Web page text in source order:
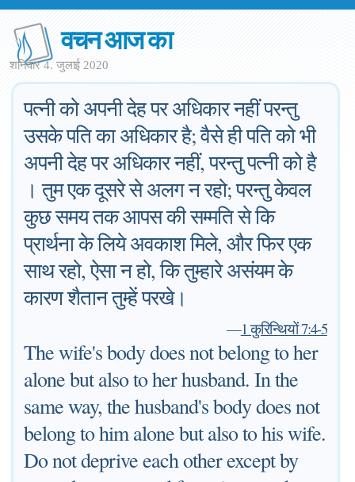
वचन आज का
शनिवार 4. जुलाई 2020
पत्नी को अपनी देह पर अधिकार नहीं परन्तु
उसके पति का अधिकार है; वैसे ही पति को भी
अपनी देह पर अधिकार नहीं, परन्तु पत्नी को है
। तुम एक दूसरे से अलग न रहो; परन्तु केवल
कुछ समय तक आपस की सम्मति से कि
प्रार्थना के लिये अवकाश मिले, और फिर एक
साथ रहो, ऐसा न हो, कि तुम्हारे असंयम के
कारण शैतान तुम्हें परखे।
—1 कुरिन्थियों 7:4-5
The wife's body does not belong to her
alone but also to her husband. In the
same way, the husband's body does not
belong to him alone but also to his wife.
Do not deprive each other except by